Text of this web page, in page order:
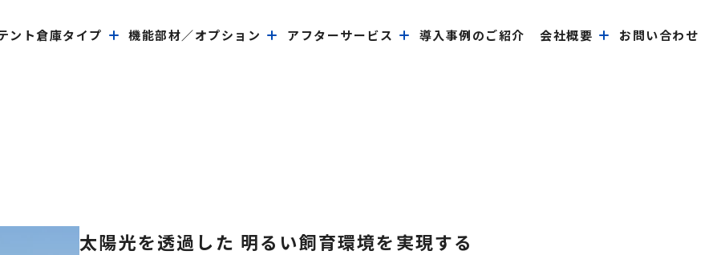
ント倉庫タイプ 機能部材／オプション アフターサービス 導入事例のご紹介 会社概要 お問い合わせ
太陽光を透過した 明るい飼育環境を実現する